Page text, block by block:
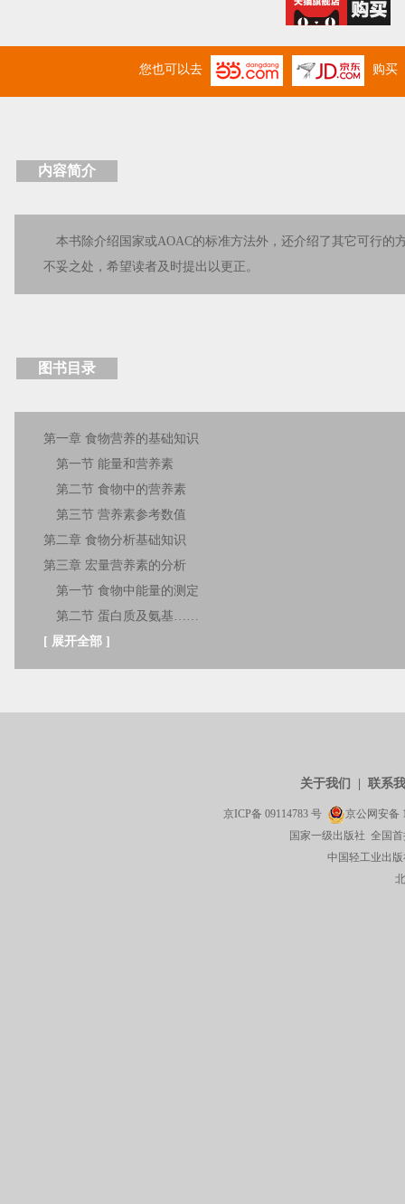
您也可以去 购买
内容简介
本书除介绍国家或AOAC的标准方法外，还介绍了其它可行的
不妥之处，希望读者及时提出以更正。
图书目录
第一章 食物营养的基础知识
第一节 能量和营养素
第二节 食物中的营养素
第三节 营养素参考数值
第二章 食物分析基础知识
第三章 宏量营养素的分析
第一节 食物中能量的测定
第二节 蛋白质及氨基……
[ 展开全部 ]
关于我们 联系
京ICP备 09114783 号 京公网安备
国家一级出版社 全国
中国轻工业出版